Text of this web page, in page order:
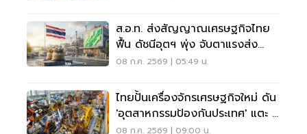
ส.อ.ท. ส่งสัญญาณเศรษฐกิจไทย
ฟื้น ดัชนีอุตฯ พุ่ง จับตาแรงส่ง
ลงทุน 7 แสนล้าน
08 ก.ค. 2569 | 05:49 น.
ไทยปั้นเครื่องจักรเศรษฐกิจใหม่ ดัน
'อุตสาหกรรมป้องกันประเทศ' แตะ 5
แสนล้าน
08 ก.ค. 2569 | 09:00 น.